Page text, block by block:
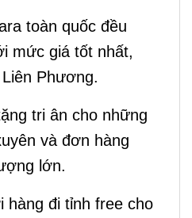
toàn quốc đều
mức giá tốt nhất,
Phương.
tri ân cho những
và đơn hàng
lớn.
hàng đi tỉnh free cho